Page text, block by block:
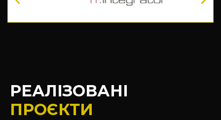
РЕАЛІЗОВАНІ
ПРОЄКТИ